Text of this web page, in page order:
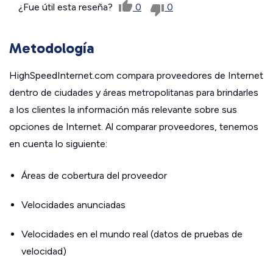
¿Fue útil esta reseña? 0 0
Metodología
HighSpeedInternet.com compara proveedores de Internet
dentro de ciudades y áreas metropolitanas para brindarles
a los clientes la información más relevante sobre sus
opciones de Internet. Al comparar proveedores, tenemos
en cuenta lo siguiente:
Áreas de cobertura del proveedor
Velocidades anunciadas
Velocidades en el mundo real (datos de pruebas de
velocidad)